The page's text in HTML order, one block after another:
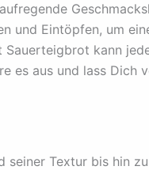
und Eintöpfen, um
kann
es aus und lass Dich
seiner Textur bis hin